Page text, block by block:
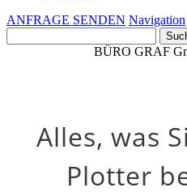
ANFRAGE SENDEN Navigation
nach:
BÜRO GRAF
Alles, was
Plotter